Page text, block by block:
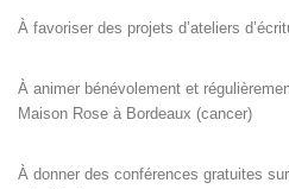
À favoriser des projets d’ateliers
À animer bénévolement et
Maison Rose à Bordeaux (cancer)
À donner des conférences gratuites